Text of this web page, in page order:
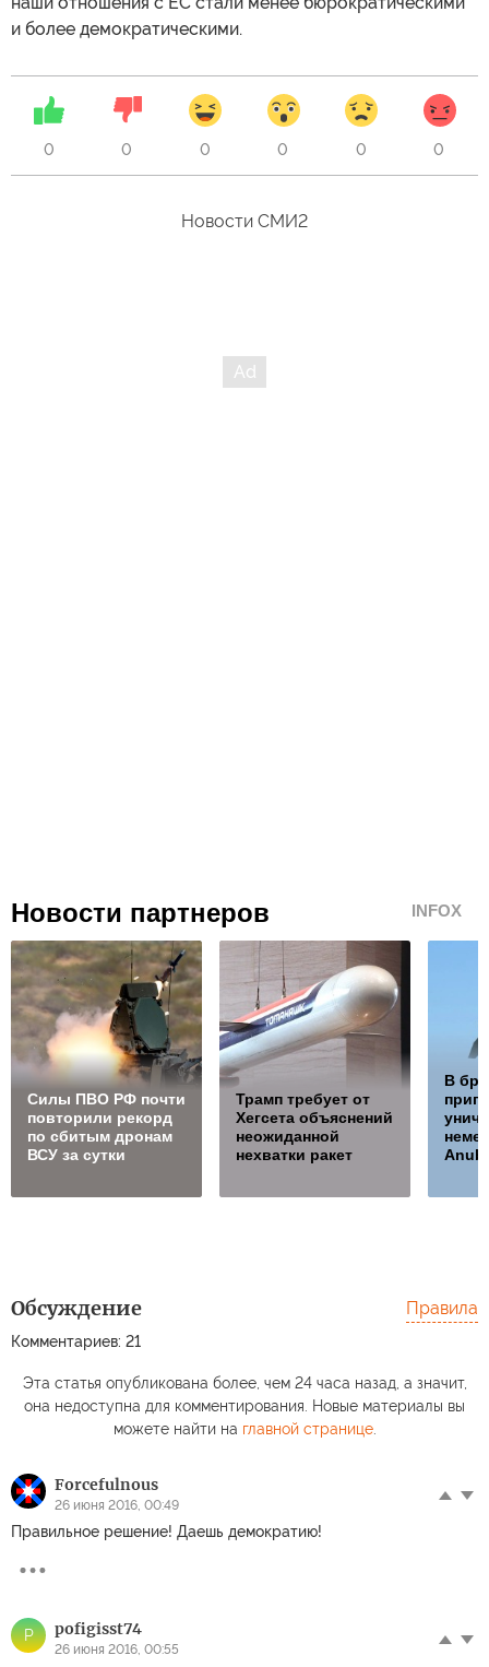
и более демократическими.
0 0 0 0 0 0
Новости СМИ2
Новости партнеров INFOX
Cилы ПВО РФ почти
повторили рекорд
по сбитым дронам
ВСУ за сутки
Трамп требует от
Хегсета объяснений
неожиданной
нехватки ракет
В
Обсуждение
Комментариев: 21
Правила
Эта статья опубликована более, чем 24 часа назад, а значит,
она недоступна для комментирования. Новые материалы вы
можете найти на главной странице.
Forcefulnous
26 июня 2016, 00:49
Правильное решение! Даешь демократию!
P pofigisst74
26 июня 2016, 00:55